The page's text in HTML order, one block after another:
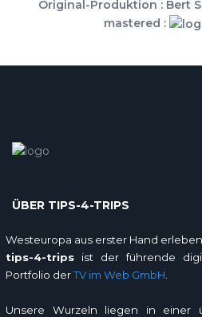
Original-Produktion : Bert
mastered :
ÜBER TIPS-4-TRIPS
Westeuropa aus erster Hand
tips-4-trips ist der führende
Portfolio derTV im Web GmbH
Unsere Wurzeln liegen in einer